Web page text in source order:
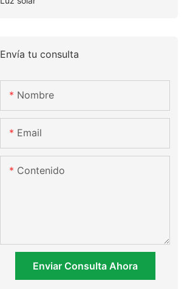
Envía tu consulta
Nombre
Email
Contenido
Enviar Consulta Ahora